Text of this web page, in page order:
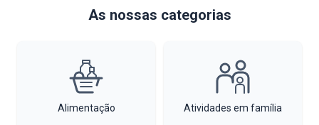
As nossas categorias
Alimentação Atividades em família